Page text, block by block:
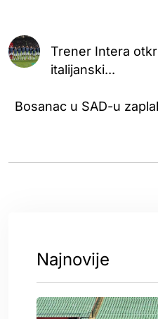
Trener Intera
italijanski...
Bosanac u SAD-u
Najnovije